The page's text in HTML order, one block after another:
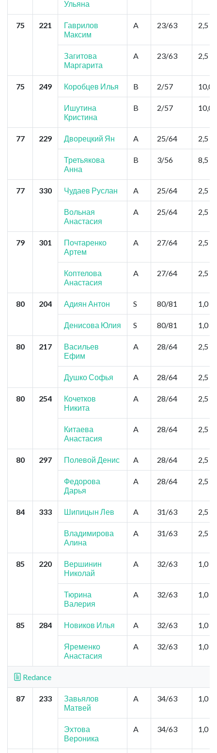
Ульяна
75 221
Гаврилов
Максим
A 23/63 2,5
Загитова
Маргарита
A 23/63 2,5
75 249 Коробцев Илья B 2/57 10,0
Ишутина
Кристина
B 2/57 10,0
77 229 Дворецкий Ян A 25/64 2,5
Третьякова
Анна
B 3/56 8,5
77 330 Чудаев Руслан A 25/64 2,5
Вольная
Анастасия
A 25/64 2,5
79 301
Почтаренко
Артем
A 27/64 2,5
Коптелова
Анастасия
A 27/64 2,5
80 204 Адиян Антон S 80/81 1,0
Денисова Юлия S 80/81 1,0
80 217
Васильев
Ефим
A 28/64 2,5
Душко Софья A 28/64 2,5
80 254
Кочетков
Никита
A 28/64 2,5
Китаева
Анастасия
A 28/64 2,5
80 297 Полевой Денис A 28/64 2,5
Федорова
Дарья
A 28/64 2,5
84 333 Шипицын Лев A 31/63 2,5
Владимирова
Алина
A 31/63 2,5
85 220
Вершинин
Николай
A 32/63 1,0
Тюрина
Валерия
A 32/63 1,0
85 284 Новиков Илья A 32/63 1,0
Яременко
Анастасия
A 32/63 1,0
Redance
87 233
Завьялов
Матвей
A 34/63 1,0
Эхтова
Вероника
A 34/63 1,0